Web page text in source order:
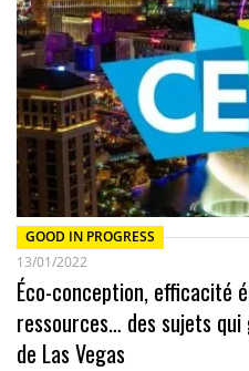
GOOD IN PROGRESS
13/01/2022
Éco-conception, efficacité
ressources… des sujets
de Las Vegas